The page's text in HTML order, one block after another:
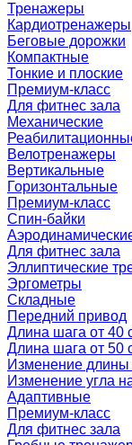
Тренажеры
Кардиотренажеры
Беговые дорожки
Компактные
Тонкие и плоские
Премиум-класс
Для фитнес зала
Механические
Велотренажеры
Вертикальные
Горизонтальные
Премиум-класс
Спин-байки
Для фитнес зала
Эллиптические
Эргометры
Складные
Передний привод
Длина шага от 40
Длина шага от 50
Изменение длины
Изменение угла
Адаптивные
Премиум-класс
Для фитнес зала